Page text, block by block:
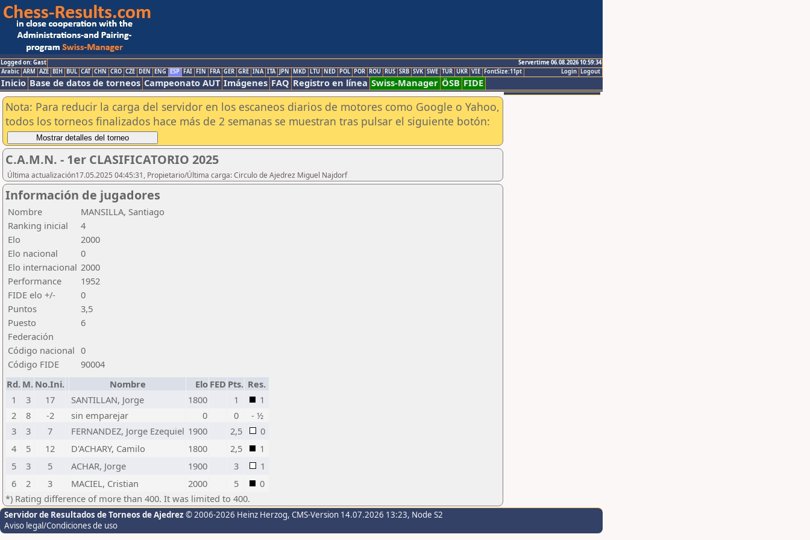
Logged on: Gast
Servertime 06.08.2026 10:59:34
Logout
Login
Arabic ARM AZE BIH BUL CAT CHN CRO CZE DEN ENG ESP FAI FIN FRA GER GRE INA ITA JPN MKD LTU NED POL POR ROU RUS SRB SVK SWE TUR UKR VIE FontSize:11pt
Inicio Base de datos de torneos Campeonato AUT Imágenes FAQ Registro en línea Swiss-Manager ÖSB FIDE
Nota: Para reducir la carga del servidor en los escaneos diarios de motores como Google o Yahoo,
todos los torneos finalizados hace más de 2 semanas se muestran tras pulsar el siguiente botón:
C.A.M.N. - 1er CLASIFICATORIO 2025
Última actualización17.05.2025 04:45:31, Propietario/Última carga: Circulo de Ajedrez Miguel Najdorf
Información de jugadores
Nombre
MANSILLA, Santiago
Ranking inicial
4
Elo
2000
Elo nacional
0
Elo internacional 2000
Performance
1952
FIDE elo +/-
0
Puntos
3,5
Puesto
6
Federación
Código nacional 0
Código FIDE
90004
Rd. M. No.Ini. Nombre Elo FED Pts. Res.
1
3 17 SANTILLAN, Jorge 1800 1
1
2
8 -2 sin emparejar 0 0
- ½
3
3 7 FERNANDEZ, Jorge Ezequiel 1900 2,5
0
4
5 12 D'ACHARY, Camilo 1800 2,5
1
5
3 5 ACHAR, Jorge 1900 3
1
6
2 3 MACIEL, Cristian 2000 5
0
*) Rating difference of more than 400. It was limited to 400.
Servidor de Resultados de Torneos de Ajedrez © 2006-2026 Heinz Herzog, CMS-Version 14.07.2026 13:23, Node S2
Aviso legal/Condiciones de uso